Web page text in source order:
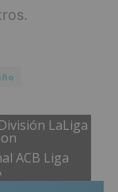
LaLiga
ACB Liga